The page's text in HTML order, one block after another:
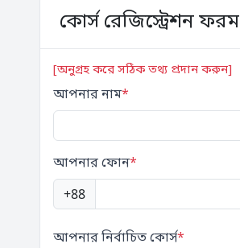
কোর্স রেজিস্ট্রেশন ফরম
[অনুগ্রহ করে সঠিক তথ্য প্রদান করুন]
আপনার নাম*
আপনার ফোন*
+88
আপনার নির্বাচিত কোর্স*